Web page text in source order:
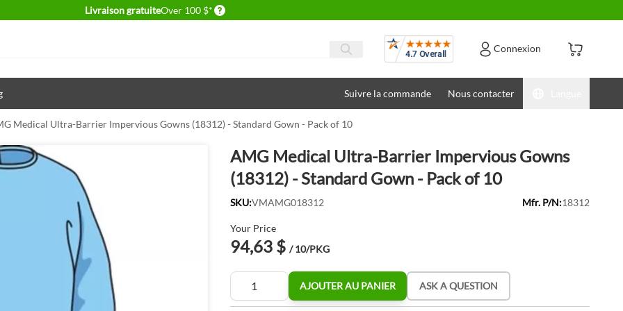
Livraison gratuiteOver 100 $* Delivery conditions
Avis Connexion
Suivre la commande Nous contacter
Medical Ultra-Barrier Impervious Gowns (18312) - Standard Gown - Pack of 10
AMG Medical Ultra-Barrier Impervious Gowns
(18312) - Standard Gown - Pack of 10
SKU:VMAMG018312 Mfr. P/N:18312
Your Price
94,63 $ / 10/PKG
Quantité
AJOUTER AU PANIER ASK A QUESTION